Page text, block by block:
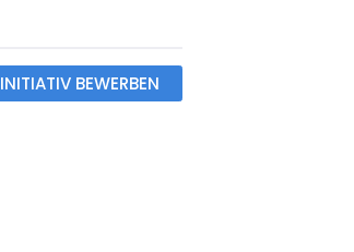
INITIATIV BEWERBEN